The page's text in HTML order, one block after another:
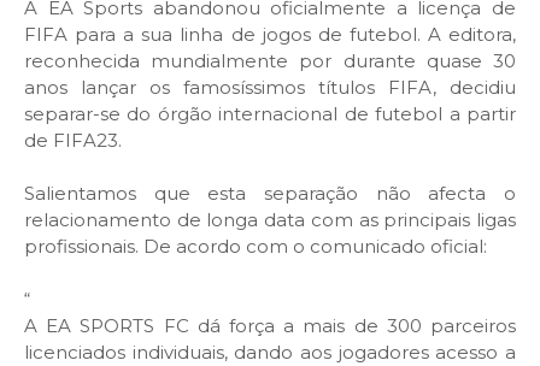
A EA Sports abandonou oficialmente a licença de
FIFA para a sua linha de jogos de futebol. A editora,
reconhecida mundialmente por durante quase 30
anos lançar os famosíssimos títulos FIFA, decidiu
separar-se do órgão internacional de futebol a partir
de FIFA23.
Salientamos que esta separação não afecta o
relacionamento de longa data com as principais ligas
profissionais. De acordo com o comunicado oficial:
“
A EA SPORTS FC dá força a mais de 300 parceiros
licenciados individuais, dando aos jogadores acesso a